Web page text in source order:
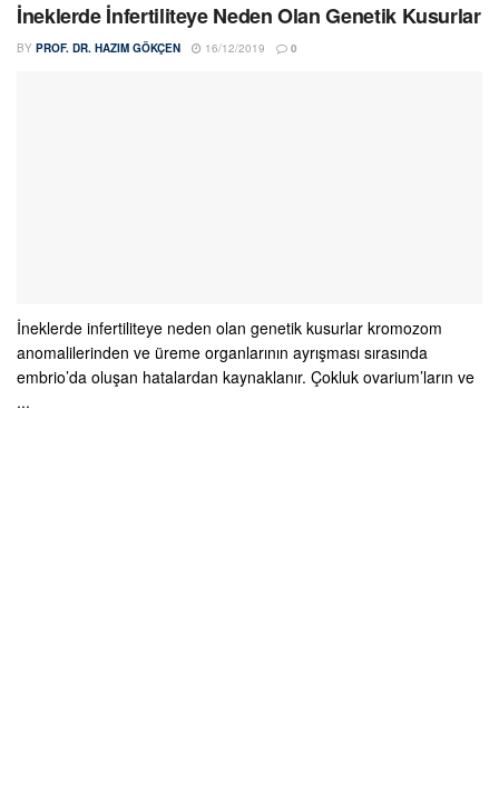
İneklerde İnfertiliteye Neden Olan Genetik Kusurlar
BY PROF. DR. HAZIM GÖKÇEN 16/12/2019 0
İneklerde infertiliteye neden olan genetik kusurlar kromozom
anomalilerinden ve üreme organlarının ayrışması sırasında
embrio’da oluşan hatalardan kaynaklanır. Çokluk ovarium’ların ve
...